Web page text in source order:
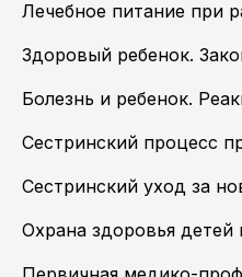
Лечебное питание при
Здоровый ребенок.
Болезнь и ребенок.
Сестринский процесс
Сестринский уход за
Охрана здоровья детей